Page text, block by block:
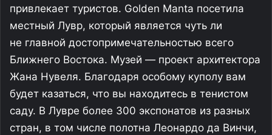
привлекает туристов. Golden Manta посетила
местный Лувр, который является чуть ли
не главной достопримечательностью всего
Ближнего Востока. Музей — проект архитектора
Жана Нувеля. Благодаря особому куполу вам
будет казаться, что вы находитесь в тенистом
саду. В Лувре более 300 экспонатов из разных
стран, в том числе полотна Леонардо да Винчи,